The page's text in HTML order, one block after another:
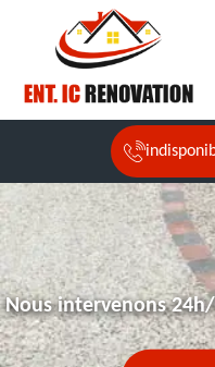
Nous intervenons